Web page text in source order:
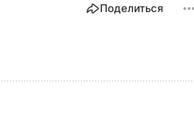
Поделиться